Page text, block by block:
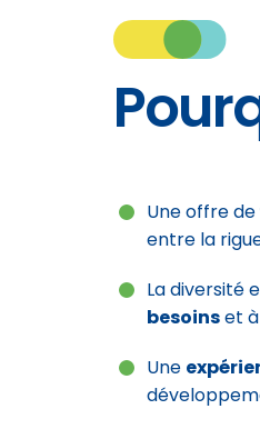
Une offre de
entre la
La diversité
besoins et
Une